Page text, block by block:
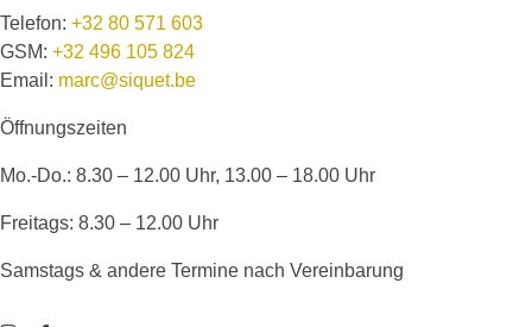
Telefon: +32 80 571 603
GSM: +32 496 105 824
Email: marc@siquet.be
Öffnungszeiten
Mo.-Do.: 8.30 – 12.00 Uhr, 13.00 – 18.00 Uhr
Freitags: 8.30 – 12.00 Uhr
Samstags & andere Termine nach Vereinbarung